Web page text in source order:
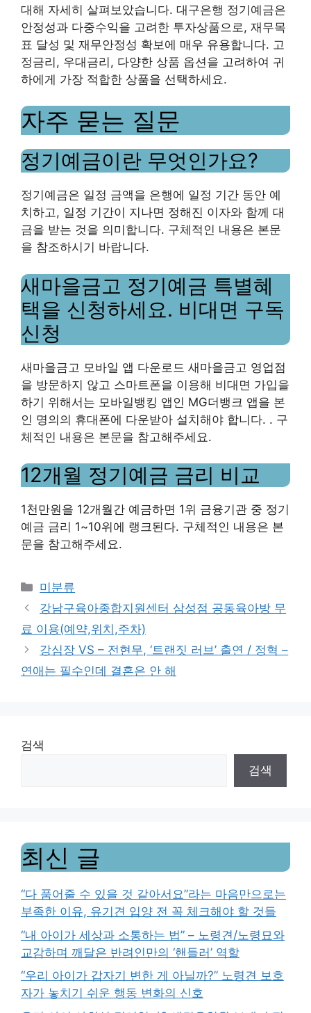
대해 자세히 살펴보았습니다. 대구은행 정기예금은
안정성과 다중수익을 고려한 투자상품으로, 재무목
표 달성 및 재무안정성 확보에 매우 유용합니다. 고
정금리, 우대금리, 다양한 상품 옵션을 고려하여 귀
하에게 가장 적합한 상품을 선택하세요.
자주 묻는 질문
정기예금이란 무엇인가요?
정기예금은 일정 금액을 은행에 일정 기간 동안 예
치하고, 일정 기간이 지나면 정해진 이자와 함께 대
금을 받는 것을 의미합니다. 구체적인 내용은 본문
을 참조하시기 바랍니다.
새마을금고 정기예금 특별혜
택을 신청하세요. 비대면 구독
신청
새마을금고 모바일 앱 다운로드 새마을금고 영업점
을 방문하지 않고 스마트폰을 이용해 비대면 가입을
하기 위해서는 모바일뱅킹 앱인 MG더뱅크 앱을 본
인 명의의 휴대폰에 다운받아 설치해야 합니다. . 구
체적인 내용은 본문을 참고해주세요.
12개월 정기예금 금리 비교
1천만원을 12개월간 예금하면 1위 금융기관 중 정기
예금 금리 1~10위에 랭크된다. 구체적인 내용은 본
문을 참고해주세요.
Categories
미분류
강남구육아종합지원센터 삼성점 공동육아방 무
료 이용(예약,위치,주차)
강심장 VS – 전현무, ‘트랜짓 러브’ 출연 / 정혁 –
연애는 필수인데 결혼은 안 해
검색
검색
최신 글
“다 품어줄 수 있을 것 같아서요”라는 마음만으로는
부족한 이유, 유기견 입양 전 꼭 체크해야 할 것들
“내 아이가 세상과 소통하는 법” – 노령견/노령묘와
교감하며 깨달은 반려인만의 ‘핸들러’ 역할
“우리 아이가 갑자기 변한 게 아닐까?” 노령견 보호
자가 놓치기 쉬운 행동 변화의 신호